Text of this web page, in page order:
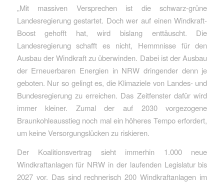
„Mit massiven Versprechen ist die schwarz-grüne
Landesregierung gestartet. Doch wer auf einen Windkraft-
Boost gehofft hat, wird bislang enttäuscht. Die
Landesregierung schafft es nicht, Hemmnisse für den
Ausbau der Windkraft zu überwinden. Dabei ist der Ausbau
der Erneuerbaren Energien in NRW dringender denn je
geboten. Nur so gelingt es, die Klimaziele von Landes- und
Bundesregierung zu erreichen. Das Zeitfenster dafür wird
immer kleiner. Zumal der auf 2030 vorgezogene
Braunkohleausstieg noch mal ein höheres Tempo erfordert,
um keine Versorgungslücken zu riskieren.
Der Koalitionsvertrag sieht immerhin 1.000 neue
Windkraftanlagen für NRW in der laufenden Legislatur bis
2027 vor. Das sind rechnerisch 200 Windkraftanlagen im